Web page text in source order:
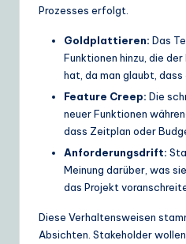
Prozesses erfolgt.
Goldplattieren: Das
Funktionen hinzu, die
hat, da man glaubt, dass
Feature Creep: Die
neuer Funktionen
dass Zeitplan oder
Anforderungsdrift:
Meinung darüber, was
das Projekt
Diese Verhaltensweisen
Absichten. Stakeholder